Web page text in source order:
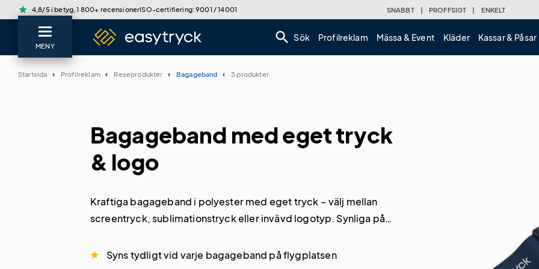
star 4,8/5 i betyg, 1 800+ recensionerISO-certifiering: 9001 / 14001 SNABBT | PROFFSIGT | ENKELT
search Sök Profilreklam Mässa & Event Kläder Kassar & Påsar
MENY
Startsida Profilreklam Reseprodukter Bagageband 3 produkter
Bagageband med eget tryck
& logo
Kraftiga bagageband i polyester med eget tryck – välj mellan
screentryck, sublimationstryck eller invävd logotyp. Synliga på
Syns tydligt vid varje bagageband på flygplatsen